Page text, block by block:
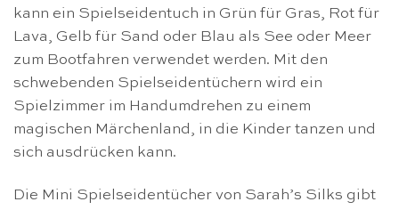
kann ein Spielseidentuch in Grün für Gras, Rot für
Lava, Gelb für Sand oder Blau als See oder Meer
zum Bootfahren verwendet werden. Mit den
schwebenden Spielseidentüchern wird ein
Spielzimmer im Handumdrehen zu einem
magischen Märchenland, in die Kinder tanzen und
sich ausdrücken kann.
Die Mini Spielseidentücher von Sarah’s Silks gibt